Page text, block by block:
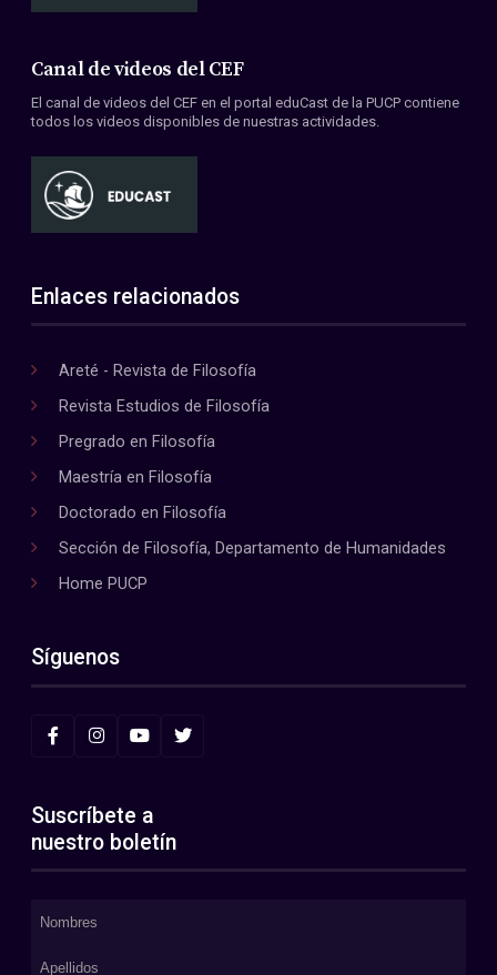
Canal de videos del CEF
El canal de videos del CEF en el portal eduCast de la PUCP contiene
todos los videos disponibles de nuestras actividades.
Enlaces relacionados
Areté - Revista de Filosofía
Revista Estudios de Filosofía
Pregrado en Filosofía
Maestría en Filosofía
Doctorado en Filosofía
Sección de Filosofía, Departamento de Humanidades
Home PUCP
Síguenos
Suscríbete a
nuestro boletín